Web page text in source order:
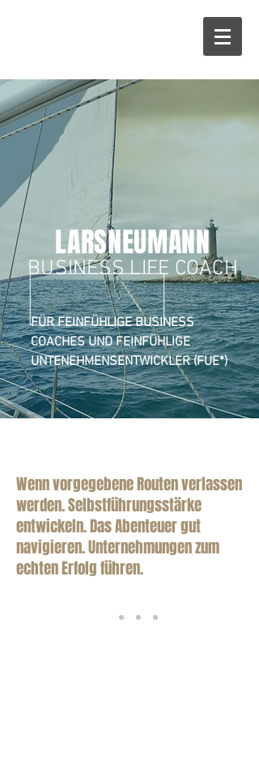
LARSNEUMANN
BUSINESS LIFE COACH
FÜR FEINFÜHLIGE BUSINESS
COACHES UND FEINFÜHLIGE
UNTENEHMENSENTWICKLER (FUE*)
Wenn vorgegebene Routen verlassen
werden. Selbstführungsstärke
entwickeln. Das Abenteuer gut
navigieren. Unternehmungen zum
echten Erfolg führen.